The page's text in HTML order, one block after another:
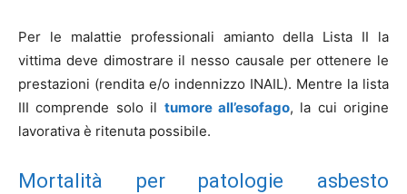
Per le malattie professionali amianto della Lista II la
vittima deve dimostrare il nesso causale per ottenere le
prestazioni (rendita e/o indennizzo INAIL). Mentre la lista
III comprende solo il tumore all’esofago, la cui origine
lavorativa è ritenuta possibile.
Mortalità per patologie asbesto